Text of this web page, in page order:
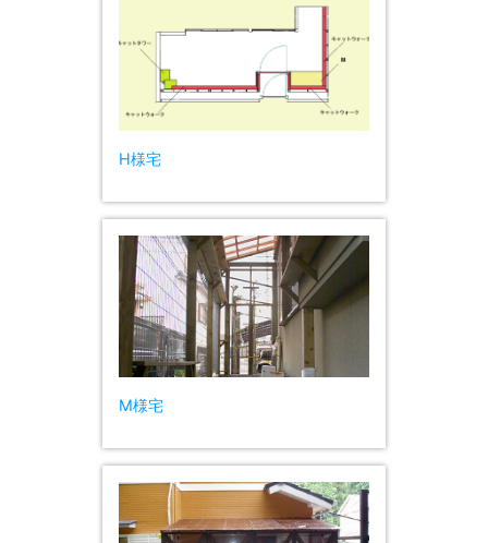
H様宅
M様宅